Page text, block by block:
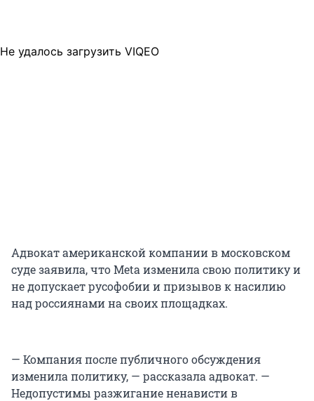
Не удалось загрузить VIQEO
Адвокат американской компании в московском
суде заявила, что Meta изменила свою политику и
не допускает русофобии и призывов к насилию
над россиянами на своих площадках.
— Компания после публичного обсуждения
изменила политику, — рассказала адвокат. —
Недопустимы разжигание ненависти в